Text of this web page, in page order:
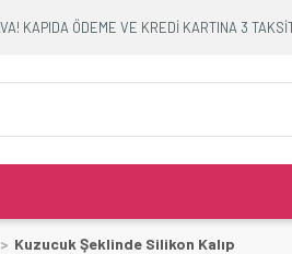
KAPIDA ÖDEME VE KREDİ KARTINA 3
Kuzucuk Şeklinde Silikon Kalıp